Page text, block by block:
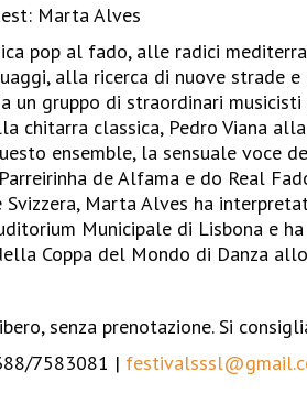
Marta Alves
pop al fado, alle radici
alla ricerca di nuove strade
un gruppo di straordinari
chitarra classica, Pedro Viana
ensemble, la sensuale voce
Parreirinha de Alfama e do Real
Svizzera, Marta Alves ha
Municipale di Lisbona e
Coppa del Mondo di Danza
senza prenotazione. Si
7583081 |